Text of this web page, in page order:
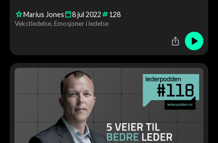
Marius Jones 8jul 2022 128
Vekstledelse Emosjoner i ledelse